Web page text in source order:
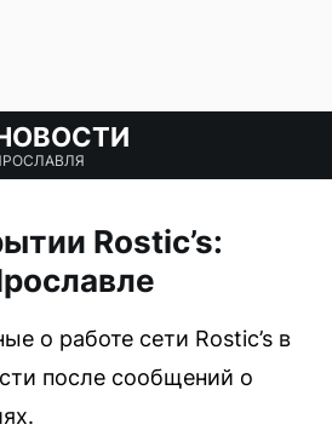
Rostic’s:
о работе сети Rostic’s в
после сообщений о